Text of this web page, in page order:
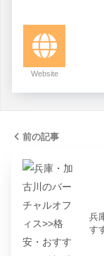
Website
前の記事
兵
す